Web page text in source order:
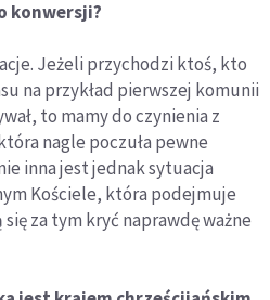
konwersji?
Jeżeli przychodzi ktoś, kto
na przykład pierwszej komunii
to mamy do czynienia z
nagle poczuła pewne
inna jest jednak sytuacja
Kościele, która podejmuje
za tym kryć naprawdę ważne